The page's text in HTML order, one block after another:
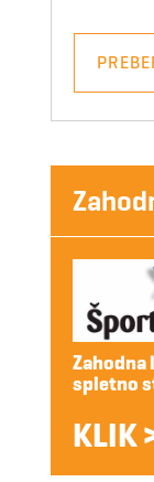
Zahodna
spletno
KLIK